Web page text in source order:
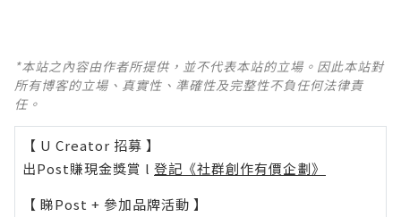
*本站之內容由作者所提供，並不代表本站的立場。因此本站對
所有博客的立場、真實性、準確性及完整性不負任何法律責
任。
【 U Creator 招募 】
出Post賺現金獎賞 l 登記《社群創作有價企劃》
【 睇Post + 參加品牌活動 】